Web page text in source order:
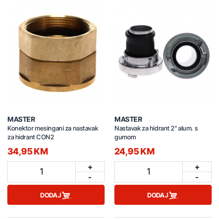
MASTER
Konektor mesingani za nastavak
za hidrant CON2
34,95 KM
1
+
-
DODAJ
MASTER
Nastavak za hidrant 2" alum. s
gumom
24,95 KM
1
+
-
DODAJ